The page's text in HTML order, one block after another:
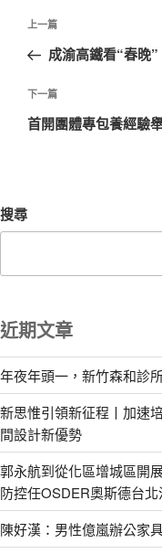
文
導
覽
上
一
文
章
上一篇
成渝高鐵看“春晚
下
一
下一篇
首開團體專包養經驗
搜尋
近期文章
年夜年頭一，新竹森和診
新思惟引領新征程丨加速
間設計新優勢
郭永航到從化區增城區開
防控任OSDER奧斯德台
陳好漢：男性億嵐辦公家